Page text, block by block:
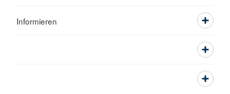
Informieren